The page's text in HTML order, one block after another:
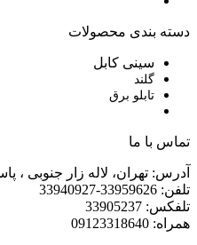
دسته بندی محصولات
سینی کابل
گلند
تابلو برق
تماس با ما
آدرس: تهران، لاله زار جنوبی ، پاساز
تلفن: 33959626-33940927
تلفکس: 33905237
همراه: 09123318640